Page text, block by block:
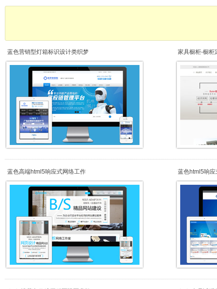
蓝色营销型灯箱标识设计类织梦 家具橱柜-橱柜
蓝色高端html5响应式网络工作 蓝色html5响